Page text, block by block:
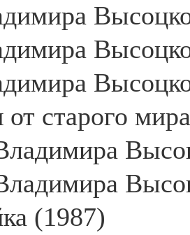
от старого
(1987)